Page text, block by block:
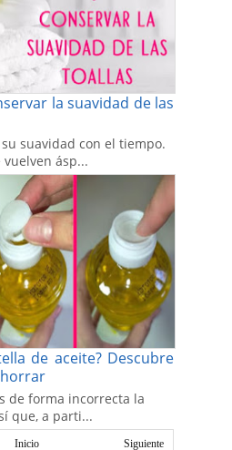
la suavidad de las
suavidad con el tiempo.
vuelven ásp...
de aceite? Descubre
de forma incorrecta la
que, a parti...
Siguiente
Inicio